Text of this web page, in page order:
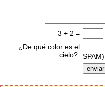
3 + 2 =
¿De qué color es el
cielo?: SPAM)